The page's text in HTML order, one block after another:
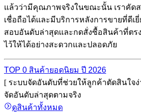
แล้วว่ามีคุณภาพจริงในขณะนั้น เราคัด
เชื่อถือได้และมีบริการหลังการขายที่ดีเ
สอบอันดับล่าสุดและกดสั่งซื้อสินค้าที่ตรง
ไว้ให้ได้อย่างสะดวกและปลอดภัย
TOP 0 สินค้ายอดนิยม ปี 2026
[ ระบบจัดอันดับที่ช่วยให้ลูกค้าตัดสินใจ
จัดอันดับล่าสุดตามจริง
ดูสินค้าทั้งหมด